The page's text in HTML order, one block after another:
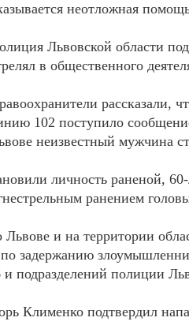
неотложная
Львовской области
в общественного
рассказали,
102 поступило
неизвестный мужчина
личность раненой,
ранением
и на территории
задержанию
и подразделений полиции
Клименко подтвердил